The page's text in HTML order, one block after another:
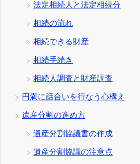
法定相続人と法定相続分
相続の流れ
相続できる財産
相続手続き
相続人調査と財産調査
円満に話合いを行なう心構え
遺産分割の進め方
遺産分割協議書の作成
遺産分割協議の注意点